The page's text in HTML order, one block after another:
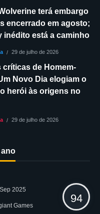
terá embargo
encerrado em agosto;
inédito está a caminho
29 de julho de 2026
críticas de Homem-
Novo Dia elogiam o
herói às origens no
29 de julho de 2026
2025
Games
94